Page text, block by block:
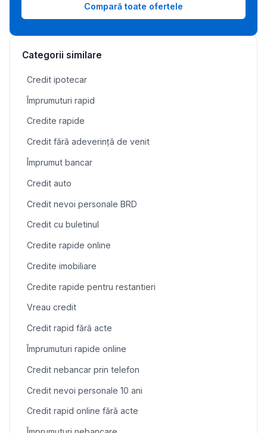
Compară toate ofertele
Categorii similare
Credit ipotecar
Împrumuturi rapid
Credite rapide
Credit fără adeverință de venit
Împrumut bancar
Credit auto
Credit nevoi personale BRD
Credit cu buletinul
Credite rapide online
Credite imobiliare
Credite rapide pentru restantieri
Vreau credit
Credit rapid fără acte
Împrumuturi rapide online
Credit nebancar prin telefon
Credit nevoi personale 10 ani
Credit rapid online fără acte